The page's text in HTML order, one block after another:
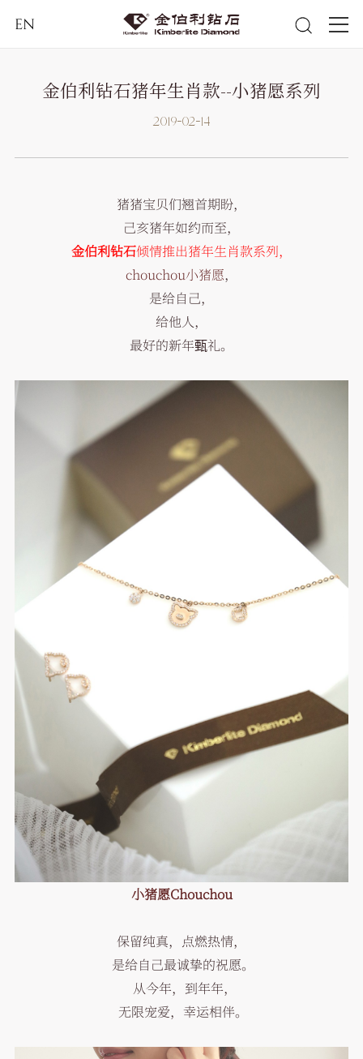
EN
金伯利钻石猪年生肖款--小猪愿系列
2019-02-14
猪猪宝贝们翘首期盼，
己亥猪年如约而至，
金伯利钻石倾情推出猪年生肖款系列，
chouchou小猪愿，
是给自己，
给他人，
最好的新年甄礼。
小猪愿Chouchou
保留纯真，点燃热情，
是给自己最诚挚的祝愿。
从今年，到年年，
无限宠爱，幸运相伴。